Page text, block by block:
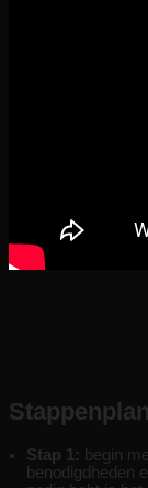
Stappenplan
Stap 1:
begin
benodigdheden